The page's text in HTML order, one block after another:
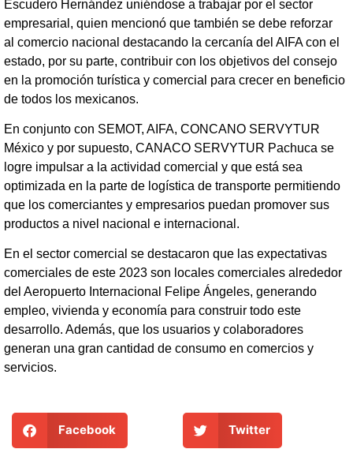
Escudero Hernández uniéndose a trabajar por el sector
empresarial, quien mencionó que también se debe reforzar
al comercio nacional destacando la cercanía del AIFA con el
estado, por su parte, contribuir con los objetivos del consejo
en la promoción turística y comercial para crecer en beneficio
de todos los mexicanos.
En conjunto con SEMOT, AIFA, CONCANO SERVYTUR
México y por supuesto, CANACO SERVYTUR Pachuca se
logre impulsar a la actividad comercial y que está sea
optimizada en la parte de logística de transporte permitiendo
que los comerciantes y empresarios puedan promover sus
productos a nivel nacional e internacional.
En el sector comercial se destacaron que las expectativas
comerciales de este 2023 son locales comerciales alrededor
del Aeropuerto Internacional Felipe Ángeles, generando
empleo, vivienda y economía para construir todo este
desarrollo. Además, que los usuarios y colaboradores
generan una gran cantidad de consumo en comercios y
servicios.
Facebook Twitter